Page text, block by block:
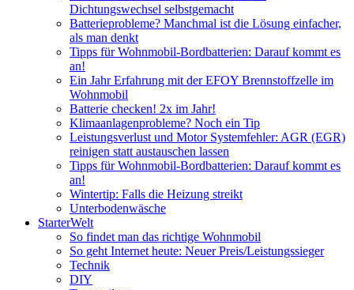
Dichtungswechsel selbstgemacht
Batterieprobleme? Manchmal ist die Lösung einfacher,
als man denkt
Tipps für Wohnmobil-Bordbatterien: Darauf kommt es
an!
Ein Jahr Erfahrung mit der EFOY Brennstoffzelle im
Wohnmobil
Batterie checken! 2x im Jahr!
Klimaanlagenprobleme? Noch ein Tip
Leistungsverlust und Motor Systemfehler: AGR (EGR)
reinigen statt austauschen lassen
Tipps für Wohnmobil-Bordbatterien: Darauf kommt es
an!
Wintertip: Falls die Heizung streikt
Unterbodenwäsche
StarterWelt
So findet man das richtige Wohnmobil
So geht Internet heute: Neuer Preis/Leistungssieger
Technik
DIY